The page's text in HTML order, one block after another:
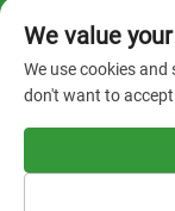
Derechos de
We value
We use cookies
don't want to